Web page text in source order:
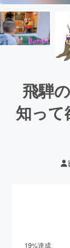
飛騨
知って
19%達成